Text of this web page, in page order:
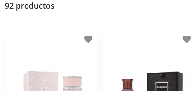
92 productos
favorite favorite